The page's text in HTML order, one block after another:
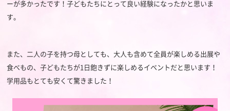
ーが多かったです！子どもたちにとって良い経験になったかと思いま
す。
また、二人の子を持つ母としても、大人も含めて全員が楽しめる出展や
食べもの、子どもたちが1日飽きずに楽しめるイベントだと思います！
学用品もとても安くて驚きました！